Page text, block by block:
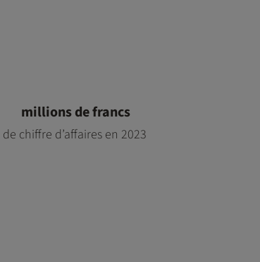
millions de francs
de chiffre d’affaires en 2023